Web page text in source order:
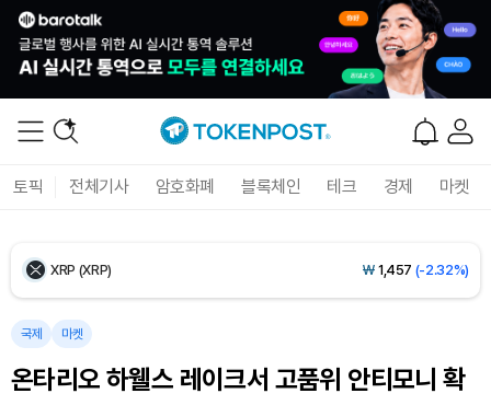
토픽 전체기사 암호화폐 블록체인 테크 경제 마켓
Tether USDt (USDT) ₩ 1,424(+0.02%)
Solana (SOL) ₩103,607(-1.43%)
TRON (TRX)
Hyperliquid (HYPE) ₩ 79,119 (-1.84%)
국제 마켓
온타리오 하웰스 레이크서 고품위 안티모니 확